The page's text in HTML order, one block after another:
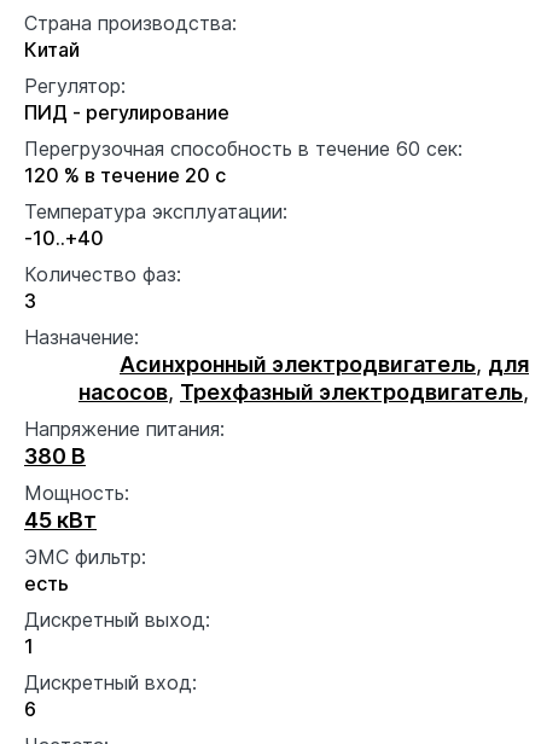
Страна производства:
Китай
Регулятор:
ПИД - регулирование
Перегрузочная способность в течение 60 сек:
120 % в течение 20 с
Температура эксплуатации:
-10..+40
Количество фаз:
3
Назначение:
Асинхронный электродвигатель, для
насосов, Трехфазный электродвигатель,
Напряжение питания:
380 В
Мощность:
45 кВт
ЭМС фильтр:
есть
Дискретный выход:
1
Дискретный вход:
6